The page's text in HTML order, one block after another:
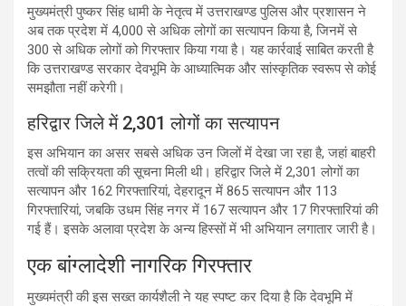
मुख्यमंत्री पुष्कर सिंह धामी के नेतृत्व में उत्तराखण्ड पुलिस और प्रशासन ने
अब तक प्रदेश में 4,000 से अधिक लोगों का सत्यापन किया है, जिनमें से
300 से अधिक लोगों को गिरफ्तार किया गया है। यह कार्रवाई साबित करती है
कि उत्तराखण्ड सरकार देवभूमि के आध्यात्मिक और सांस्कृतिक स्वरूप से कोई
समझौता नहीं करेगी।
हरिद्वार जिले में 2,301 लोगों का सत्यापन
इस अभियान का असर सबसे अधिक उन जिलों में देखा जा रहा है, जहां बाहरी
तत्वों की सक्रियता की सूचना मिली थी। हरिद्वार जिले में 2,301 लोगों का
सत्यापन और 162 गिरफ्तारियां, देहरादून में 865 सत्यापन और 113
गिरफ्तारियां, जबकि उधम सिंह नगर में 167 सत्यापन और 17 गिरफ्तारियां की
गई हैं। इसके अलावा प्रदेश के अन्य हिस्सों में भी अभियान लगातार जारी है।
एक बांग्लादेशी नागरिक गिरफ्तार
मुख्यमंत्री की इस सख्त कार्यशैली ने यह स्पष्ट कर दिया है कि देवभूमि में